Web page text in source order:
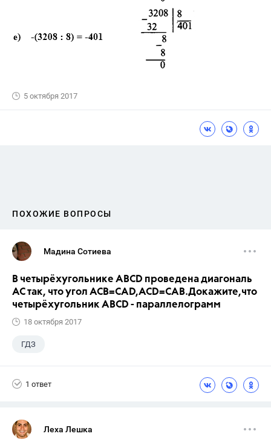
5 октября 2017
ПОХОЖИЕ ВОПРОСЫ
Мадина Сотиева
В четырёхугольнике ABCD проведена диагональ
AC так, что угол ACB=CAD,ACD=CAB.Докажите,что
четырёхугольник ABCD - параллелограмм
18 октября 2017
ГДЗ
1 ответ
Леха Лешка